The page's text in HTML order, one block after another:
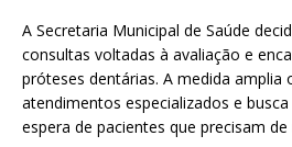
A Secretaria Municipal de Saúde
consultas voltadas à avaliação e
próteses dentárias. A medida amplia
atendimentos especializados e
espera de pacientes que precisam